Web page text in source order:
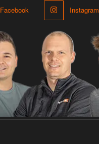
Facebook Instagram